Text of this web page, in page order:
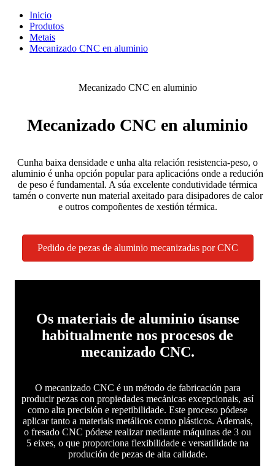
Inicio
Produtos
Metais
Mecanizado CNC en aluminio
Mecanizado CNC en aluminio
Mecanizado CNC en aluminio
Cunha baixa densidade e unha alta relación resistencia-peso, o
aluminio é unha opción popular para aplicacións onde a redución
de peso é fundamental. A súa excelente condutividade térmica
tamén o converte nun material axeitado para disipadores de calor
e outros compoñentes de xestión térmica.
Pedido de pezas de aluminio mecanizadas por CNC
Os materiais de aluminio úsanse
habitualmente nos procesos de
mecanizado CNC.
O mecanizado CNC é un método de fabricación para
producir pezas con propiedades mecánicas excepcionais, así
como alta precisión e repetibilidade. Este proceso pódese
aplicar tanto a materiais metálicos como plásticos. Ademais,
o fresado CNC pódese realizar mediante máquinas de 3 ou
5 eixes, o que proporciona flexibilidade e versatilidade na
produción de pezas de alta calidade.